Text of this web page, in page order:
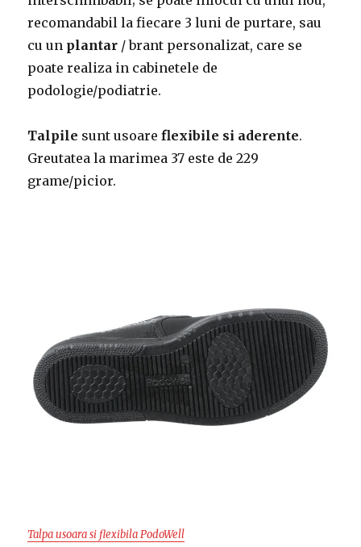
recomandabil la fiecare 3 luni de purtare, sau
cu un plantar / brant personalizat, care se
poate realiza in cabinetele de
podologie/podiatrie.
Talpile sunt usoare flexibile si aderente.
Greutatea la marimea 37 este de 229
grame/picior.
Talpa usoara si flexibila PodoWell